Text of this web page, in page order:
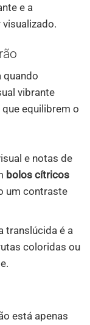
e a
quando
vibrante
equilibrem o
e notas de
bolos cítricos
um contraste
translúcida é a
coloridas ou
está apenas